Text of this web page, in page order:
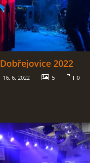
Dobřejovice 2022
16. 6. 2022 5 0